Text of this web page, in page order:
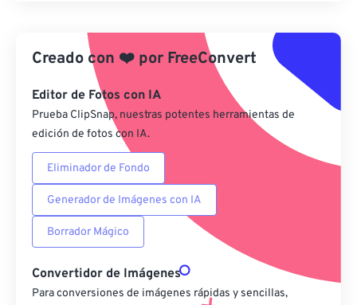
Aplicar desde el ajuste preestablecido
Guardar como preestablecido
Creado con ❤️ por FreeConvert
Editor de Fotos con IA
Prueba ClipSnap, nuestras potentes herramientas de
edición de fotos con IA.
Eliminador de Fondo
Generador de Imágenes con IA
Borrador Mágico
Convertidor de Imágenes
Para conversiones de imágenes rápidas y sencillas,